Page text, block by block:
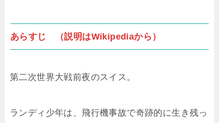
あらすじ （説明はWikipediaから）
第二次世界大戦前夜のスイス。
ランディ少年は、飛行機事故で奇跡的に生き残っ